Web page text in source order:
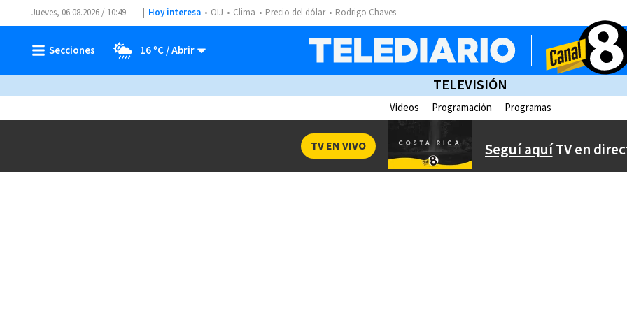
Jueves, 06.08.2026 / 10:49 Hoy interesa OIJ Clima Precio del dólar Rodrigo Chaves
16 ºC
TELEVISIÓN
Videos Programación Programas
Seguí aquíTV en
TV EN VIVO